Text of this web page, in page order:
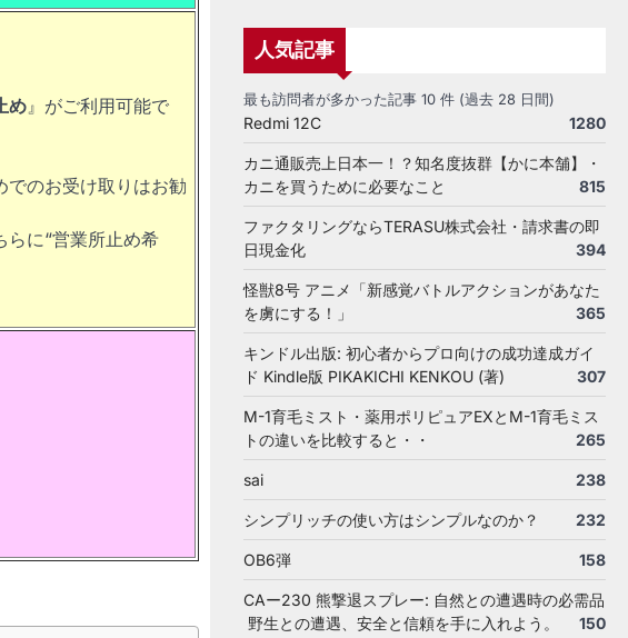
め』がご利用可能で
でのお受け取りはお勧
に“営業所止め希
人気記事
最も訪問者が多かった記事 10 件 (過去 28 日間)
Redmi 12C 1280
カニ通販売上日本一！？知名度抜群【かに本舗】・
カニを買うために必要なこと
815
ファクタリングならTERASU株式会社・請求書の即
日現金化
394
怪獣8号 アニメ「新感覚バトルアクションがあなた
を虜にする！」
365
キンドル出版: 初心者からプロ向けの成功達成ガイ
ド Kindle版 PIKAKICHI KENKOU (著)
307
M-1育毛ミスト・薬用ポリピュアEXとM-1育毛ミス
トの違いを比較すると・・
265
sai 238
シンプリッチの使い方はシンプルなのか？ 232
OB6弾 158
CAー230 熊撃退スプレー: 自然との遭遇時の必需品
野生との遭遇、安全と信頼を手に入れよう。
150